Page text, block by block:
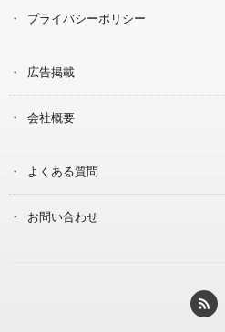
プライバシーポリシー
広告掲載
会社概要
よくある質問
お問い合わせ